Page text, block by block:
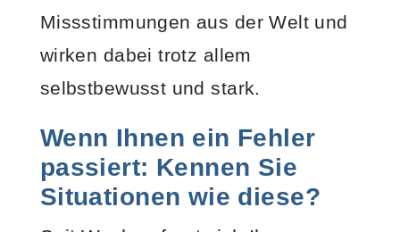
Missstimmungen aus der Welt und
wirken dabei trotz allem
selbstbewusst und stark.
Wenn Ihnen ein Fehler
passiert: Kennen Sie
Situationen wie diese?